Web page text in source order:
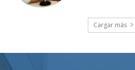
Cargar más